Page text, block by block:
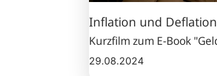
Inflation und Deflation
Kurzfilm zum E-Book
29.08.2024